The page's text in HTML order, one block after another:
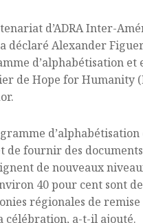
d’ADRA Inter-
déclaré Alexander
d’alphabétisation et
de Hope for Humanity
de fournir des
de nouveaux
40 pour cent sont
régionales de
célébration, a-t-il ajouté.